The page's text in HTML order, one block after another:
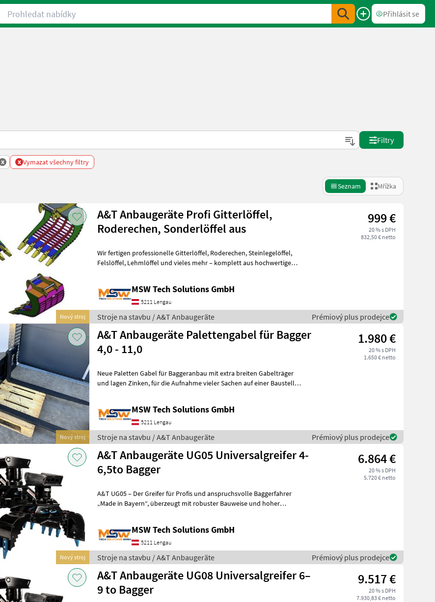
Prohledat nabídky
Přihlásit se
Filtry
x x Vymazat všechny filtry
Seznam Mřížka
Nový stroj
A&T Anbaugeräte Profi Gitterlöffel,
Roderechen, Sonderlöffel aus
999 €
20 % s DPH
832,50 € netto
Wir fertigen professionelle Gitterlöffel, Roderechen, Steinlegelöffel,
Felslöffel, Lehmlöffel und vieles mehr – komplett aus hochwertigem
MSW Tech Solutions GmbH
5211 Lengau
Stroje na stavbu / A&T Anbaugeräte Prémiový plus prodejce
Nový stroj
A&T Anbaugeräte Palettengabel für Bagger
4,0 - 11,0
1.980 €
20 % s DPH
1.650 € netto
Neue Paletten Gabel für Baggeranbau mit extra breiten Gabelträger
und lagen Zinken, für die Aufnahme vieler Sachen auf einer Baustelle
MSW Tech Solutions GmbH
5211 Lengau
Stroje na stavbu / A&T Anbaugeräte Prémiový plus prodejce
Nový stroj
A&T Anbaugeräte UG05 Universalgreifer 4-
6,5to Bagger
6.864 €
20 % s DPH
5.720 € netto
A&T UG05 – Der Greifer für Profis und anspruchsvolle Baggerfahrer
„Made in Bayern“, überzeugt mit robuster Bauweise und hoher
MSW Tech Solutions GmbH
5211 Lengau
Stroje na stavbu / A&T Anbaugeräte Prémiový plus prodejce
A&T Anbaugeräte UG08 Universalgreifer 6–
9 to Bagger
9.517 €
20 % s DPH
7.930,83 € netto